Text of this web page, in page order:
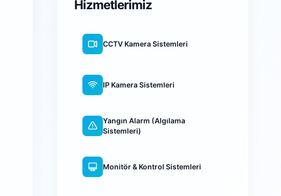
Hizmetlerimiz
CCTV Kamera Sistemleri
IP Kamera Sistemleri
Yangın Alarm (Algılama
Sistemleri)
Monitör & Kontrol Sistemleri